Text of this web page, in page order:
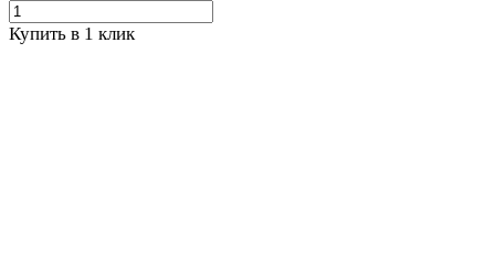
Купить в 1 клик